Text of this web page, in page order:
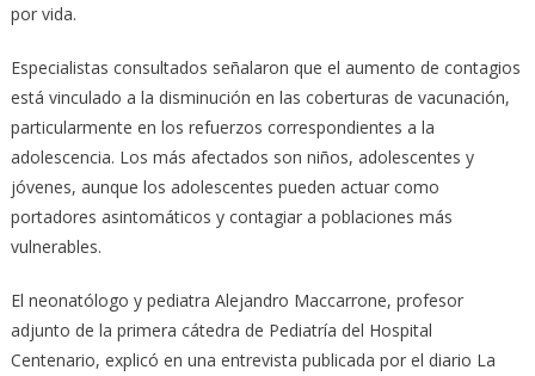
por vida.
Especialistas consultados señalaron que el aumento de contagios
está vinculado a la disminución en las coberturas de vacunación,
particularmente en los refuerzos correspondientes a la
adolescencia. Los más afectados son niños, adolescentes y
jóvenes, aunque los adolescentes pueden actuar como
portadores asintomáticos y contagiar a poblaciones más
vulnerables.
El neonatólogo y pediatra Alejandro Maccarrone, profesor
adjunto de la primera cátedra de Pediatría del Hospital
Centenario, explicó en una entrevista publicada por el diario La